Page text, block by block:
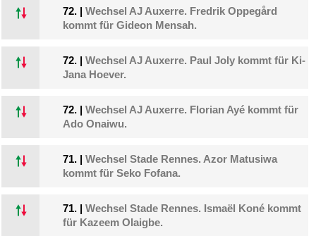
72. |Wechsel AJ Auxerre. Fredrik Oppegård
kommt für Gideon Mensah.
72. |Wechsel AJ Auxerre. Paul Joly kommt für Ki-
Jana Hoever.
72. |Wechsel AJ Auxerre. Florian Ayé kommt für
Ado Onaiwu.
71. |Wechsel Stade Rennes. Azor Matusiwa
kommt für Seko Fofana.
71. |Wechsel Stade Rennes. Ismaël Koné kommt
für Kazeem Olaigbe.